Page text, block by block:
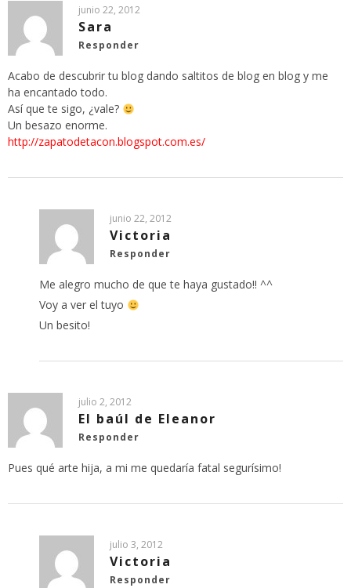
junio 22, 2012
Sara
Responder
Acabo de descubrir tu blog dando saltitos de blog en blog y me
ha encantado todo.
Así que te sigo, ¿vale?
Un besazo enorme.
http://zapatodetacon.blogspot.com.es/
junio 22, 2012
Victoria
Responder
Me alegro mucho de que te haya gustado!! ^^
Voy a ver el tuyo
Un besito!
julio 2, 2012
El baúl de Eleanor
Responder
Pues qué arte hija, a mi me quedaría fatal segurísimo!
julio 3, 2012
Victoria
Responder